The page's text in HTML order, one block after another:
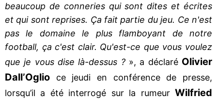
beaucoup de conneries qui sont dites et écrites
et qui sont reprises. Ça fait partie du jeu. Ce n'est
pas le domaine le plus flamboyant de notre
football, ça c'est clair. Qu'est-ce que vous voulez
que je vous dise là-dessus ? », a déclaréOlivier
Dall’Oglio ce jeudi en conférence de presse,
lorsqu’il a été interrogé sur la rumeur Wilfried